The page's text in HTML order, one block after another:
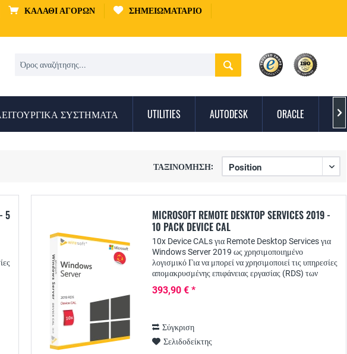
ΚΑΛΆΘΙ ΑΓΟΡΏΝ
ΣΗΜΕΙΩΜΑΤΆΡΙΟ
ΣΥΣΤΉΜΑΤΑ UTILITIES AUTODESK ORACLE 
ΤΑΞΙΝΌΜΗΣΗ:
5
MICROSOFT REMOTE DESKTOP SERVICES 2019 -
10 PACK DEVICE CAL
10x Device CALs για Remote Desktop Services για
Windows Server 2019 ως χρησιμοποιημένο
λογισμικό Για να μπορεί να χρησιμοποιεί τις υπηρεσίες
απομακρυσμένης επιφάνειας εργασίας (RDS) των
χρειάζεται...
393,90 € *
Σύγκριση
Σελιδοδείκτης